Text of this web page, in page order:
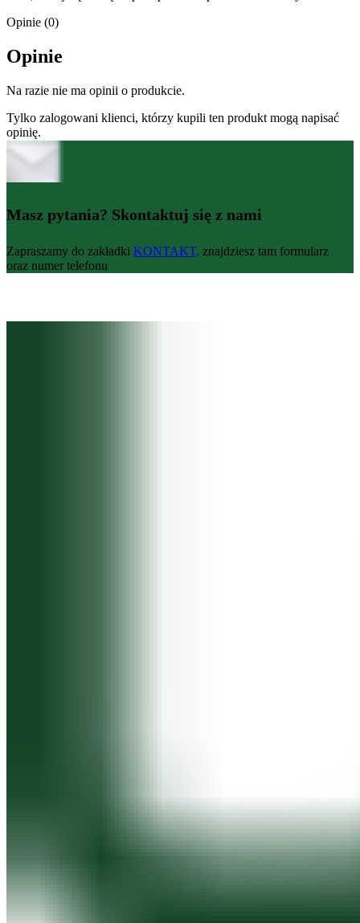
Opinie (0)
Opinie
Na razie nie ma opinii o produkcie.
Tylko zalogowani klienci, którzy kupili ten produkt mogą napisać
opinię.
Masz pytania? Skontaktuj się z nami
Zapraszamy do zakładki KONTAKT, znajdziesz tam formularz
oraz numer telefonu